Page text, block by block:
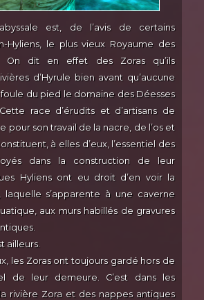
est, de l’avis de certains
Hyliens, le plus vieux Royaume des
On dit en effet des Zoras qu’ils
d’Hyrule bien avant qu’aucune
du pied le domaine des Déesses
race d’érudits et d’artisans de
pour son travail de la nacre, de l’os et
à elles d’eux, l’essentiel des
dans la construction de leur
Hyliens ont eu droit d’en voir la
s’apparente à une caverne
aux murs habillés de gravures
ailleurs.
les Zoras ont toujours gardé hors de
de leur demeure. C’est dans les
rivière Zora et des nappes antiques